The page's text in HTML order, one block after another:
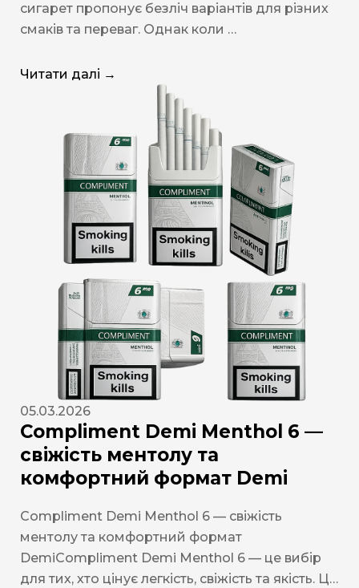
сигарет пропонує безліч варіантів для різних
смаків та переваг. Однак коли …
Читати далі →
05.03.2026
Compliment Demi Menthol 6 —
свіжість ментолу та
комфортний формат Demi
Compliment Demi Menthol 6 — свіжість
ментолу та комфортний формат
DemiCompliment Demi Menthol 6 — це вибір
для тих, хто цінує легкість, свіжість та якість. Ц…